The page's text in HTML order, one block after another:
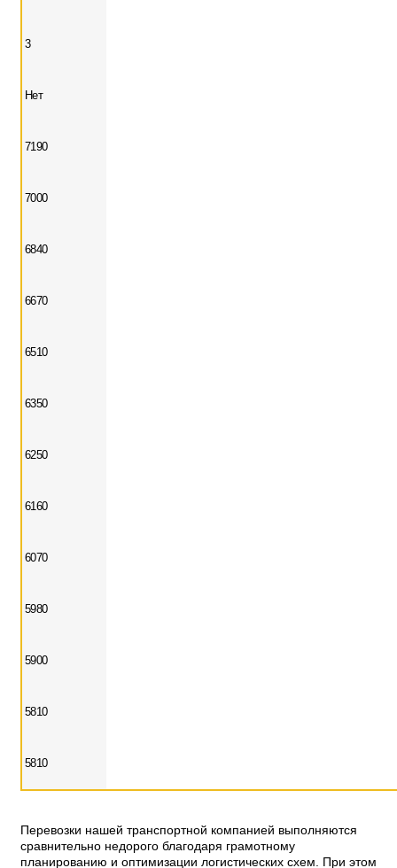
3
Нет
7190
7000
6840
6670
6510
6350
6250
6160
6070
5980
5900
5810
5810
Перевозки нашей транспортной компанией выполняются
сравнительно недорого благодаря грамотному
планированию и оптимизации логистических схем. При этом